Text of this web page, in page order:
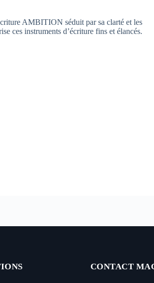
AMBITION séduit par sa clarté et les
ces instruments d’écriture fins et élancés.
CONTACT